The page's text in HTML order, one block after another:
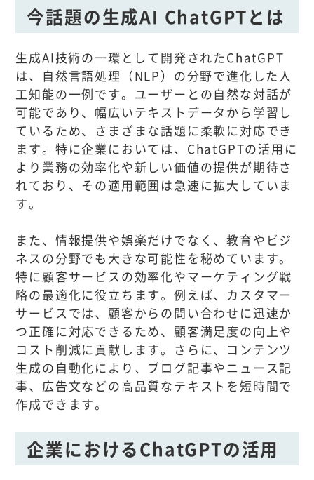
今話題の生成AI ChatGPTとは
生成AI技術の一環として開発されたChatGPT
は、自然言語処理（NLP）の分野で進化した人
工知能の一例です。ユーザーとの自然な対話が
可能であり、幅広いテキストデータから学習し
ているため、さまざまな話題に柔軟に対応でき
ます。特に企業においては、ChatGPTの活用に
より業務の効率化や新しい価値の提供が期待さ
れており、その適用範囲は急速に拡大していま
す。
また、情報提供や娯楽だけでなく、教育やビジ
ネスの分野でも大きな可能性を秘めています。
特に顧客サービスの効率化やマーケティング戦
略の最適化に役立ちます。例えば、カスタマー
サービスでは、顧客からの問い合わせに迅速か
つ正確に対応できるため、顧客満足度の向上や
コスト削減に貢献します。さらに、コンテンツ
生成の自動化により、ブログ記事やニュース記
事、広告文などの高品質なテキストを短時間で
作成できます。
企業におけるChatGPTの活用